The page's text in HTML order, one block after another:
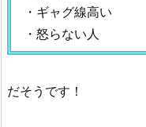
・ギャグ線高い
・怒らない人
だそうです！